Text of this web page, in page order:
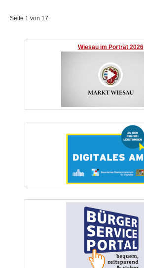
Seite 1 von 17.
Wiesau im Porträt 2026